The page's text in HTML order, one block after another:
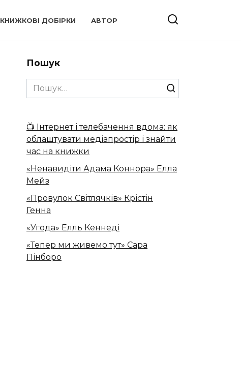
КНИЖКОВІ ДОБІРКИ АВТОР
Пошук
Search
for:
📺 Інтернет і телебачення вдома: як
облаштувати медіапростір і знайти
час на книжки
«Ненавидіти Адама Коннора» Елла
Мейз
«Провулок Світлячків» Крістін
Генна
«Угода» Елль Кеннеді
«Тепер ми живемо тут» Сара
Пінборо